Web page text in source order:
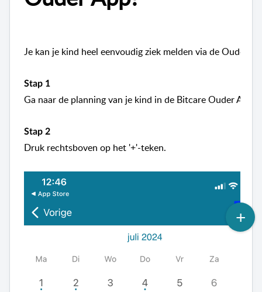
Je kan je kind heel eenvoudig ziek melden via de Ouder
Stap 1
Ga naar de planning van je kind in de Bitcare Ouder App.
Stap 2
Druk rechtsboven op het '+'-teken.